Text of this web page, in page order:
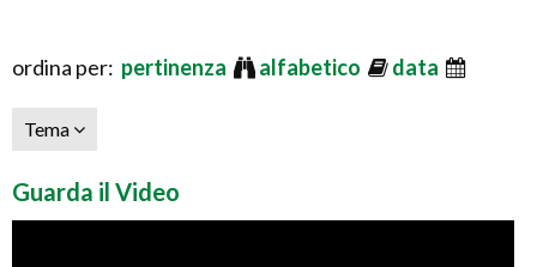
ordina per: pertinenza alfabetico data
Tema
Guarda il Video